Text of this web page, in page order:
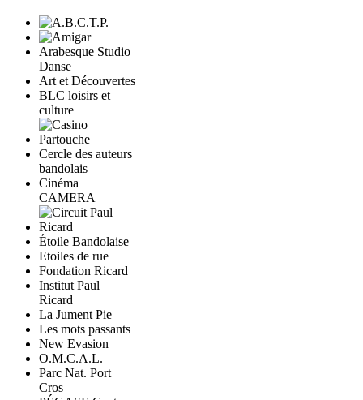
Arabesque Studio
Danse
Art et Découvertes
BLC loisirs et
culture
Cercle des auteurs
bandolais
Cinéma
CAMERA
Étoile Bandolaise
Etoiles de rue
Fondation Ricard
Institut Paul
Ricard
La Jument Pie
Les mots passants
New Evasion
O.M.C.A.L.
Parc Nat. Port
Cros